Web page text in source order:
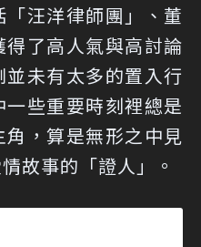
汪洋律師團」、董
了高人氣與高討論
未有太多的置入行
些重要時刻裡總是
，算是無形之中見
故事的「證人」。